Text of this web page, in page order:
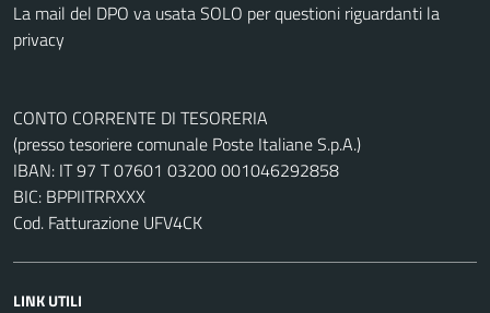
La mail del DPO va usata SOLO per questioni riguardanti la
privacy
CONTO CORRENTE DI TESORERIA
(presso tesoriere comunale Poste Italiane S.p.A.)
IBAN: IT 97 T 07601 03200 001046292858
BIC: BPPIITRRXXX
Cod. Fatturazione UFV4CK
LINK UTILI